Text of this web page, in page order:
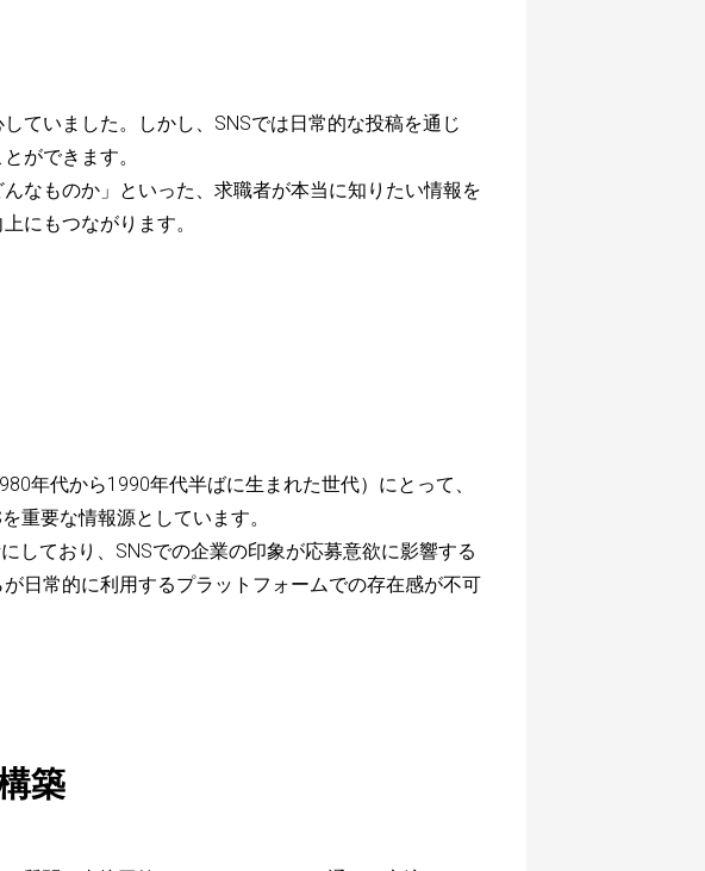
ていました。しかし、SNSでは日常的な投稿を通じ
ができます。
なものか」といった、求職者が本当に知りたい情報を
にもつながります。
年代から1990年代半ばに生まれた世代）にとって、
重要な情報源としています。
しており、SNSでの企業の印象が応募意欲に影響する
日常的に利用するプラットフォームでの存在感が不可
築